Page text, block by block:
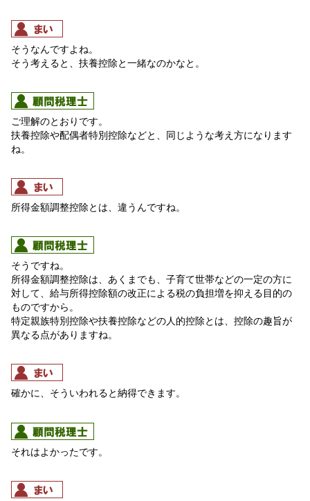
そうなんですよね。
そう考えると、扶養控除と一緒なのかなと。
ご理解のとおりです。
扶養控除や配偶者特別控除などと、同じような考え方になります
ね。
所得金額調整控除とは、違うんですね。
そうですね。
所得金額調整控除は、あくまでも、子育て世帯などの一定の方に
対して、給与所得控除額の改正による税の負担増を抑える目的の
ものですから。
特定親族特別控除や扶養控除などの人的控除とは、控除の趣旨が
異なる点がありますね。
確かに、そういわれると納得できます。
それはよかったです。